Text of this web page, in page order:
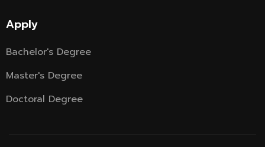
Apply
Bachelor's Degree
Master's Degree
Doctoral Degree